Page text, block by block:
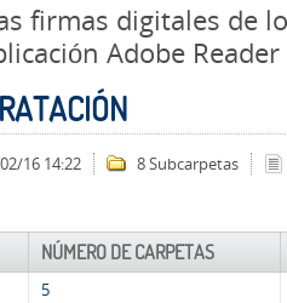
firmas digitales de
Adobe Reader
16 14:22 8 Subcarpetas
NÚMERO DE CARPETAS
5